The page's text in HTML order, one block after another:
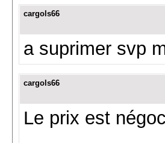
cargols66
a suprimer svp
cargols66
Le prix est